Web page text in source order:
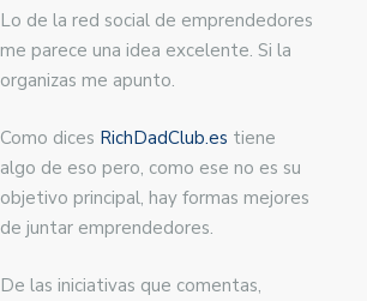
Lo de la red social de emprendedores
me parece una idea excelente. Si la
organizas me apunto.
Como dices RichDadClub.es tiene
algo de eso pero, como ese no es su
objetivo principal, hay formas mejores
de juntar emprendedores.
De las iniciativas que comentas,